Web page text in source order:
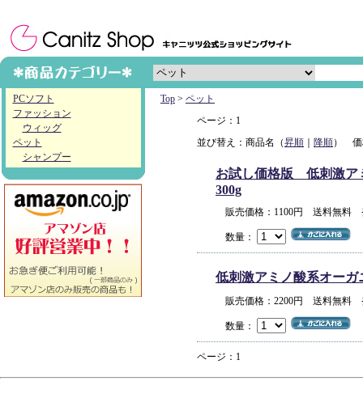
PCソフト
ファッション
ウィッグ
ペット
シャンプー
Top > ペット
ページ：1
並び替え：商品名（昇順 降順） 価
お試し価格版 低刺激ア
300g
販売価格：1100円 送料無料
数量：
低刺激アミノ酸系オーガ
販売価格：2200円 送料無料
数量：
ページ：1